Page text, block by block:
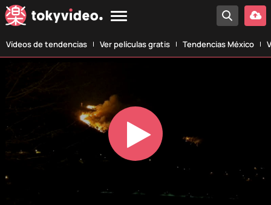
Vídeos de tendencias Ver películas gratis Tendencias México
Play